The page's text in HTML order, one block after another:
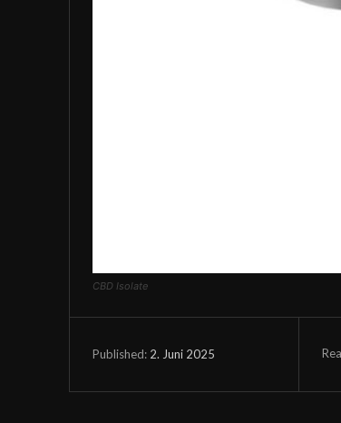
CBD Isolate
Published: 2. Juni 2025